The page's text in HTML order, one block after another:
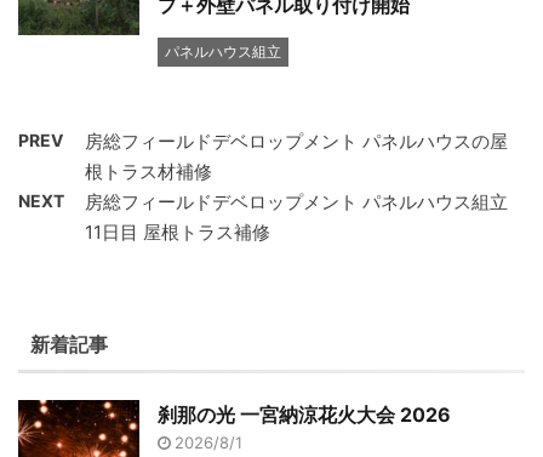
パネルハウス組立
PREV
房総フィールドデベロップメント パネルハウスの屋
根トラス材補修
NEXT
房総フィールドデベロップメント パネルハウス組立
11日目 屋根トラス補修
新着記事
刹那の光 一宮納涼花火大会 2026
2026/8/1